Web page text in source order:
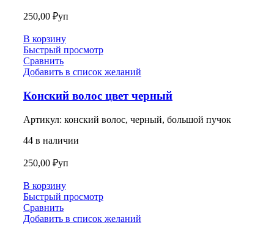
250,00 ₽уп
В корзину
Быстрый просмотр
Сравнить
Добавить в список желаний
Конский волос цвет черный
Артикул: конский волос, черный, большой пучок
44 в наличии
250,00 ₽уп
В корзину
Быстрый просмотр
Сравнить
Добавить в список желаний